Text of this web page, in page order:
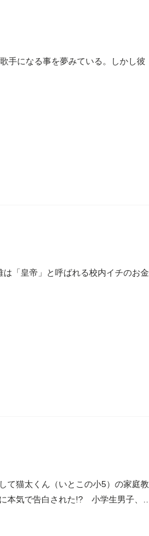
手になる事を夢みている。しかし彼
「皇帝」と呼ばれる校内イチのお金
て猫太くん（いとこの小5）の家庭教
本気で告白された!? 小学生男子、高